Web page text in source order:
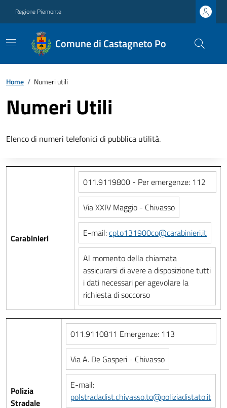
Regione Piemonte
Comune di Castagneto Po
Home / Numeri utili
Numeri Utili
Elenco di numeri telefonici di pubblica utilità.
Carabinieri
011.9119800 - Per emergenze: 112
Via XXIV Maggio - Chivasso
E-mail:cpto131900co@carabinieri.it
Al momento della chiamata
assicurarsi di avere a disposizione tutti
i dati necessari per agevolare la
richiesta di soccorso
Polizia
Stradale
011.9110811 Emergenze: 113
Via A. De Gasperi - Chivasso
E-mail:
polstradadist.chivasso.to@poliziadistato.it